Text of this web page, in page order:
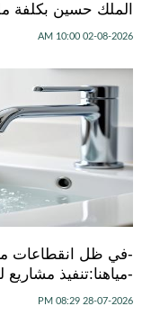
الملك حسين بكلفة
02-08-2026 10:00 AM
-في ظل انقطاعات
-مياهنا:تنفيذ
28-07-2026 08:29 PM